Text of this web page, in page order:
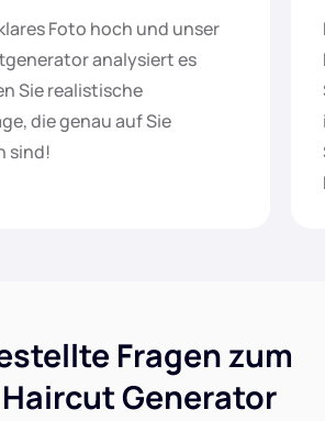
Foto hoch und unser
analysiert es
Sie realistische
die genau auf Sie
sind!
Fragen zum
Generator